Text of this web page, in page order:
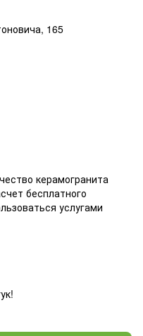
165
керамогранита
бесплатного
услугами